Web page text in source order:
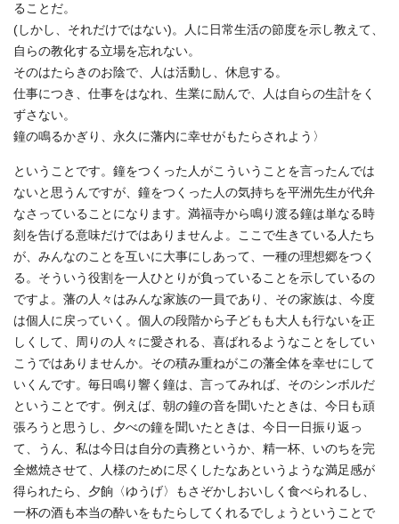
ることだ。
(しかし、それだけではない)。人に日常生活の節度を示し教えて、
自らの教化する立場を忘れない。
そのはたらきのお陰で、人は活動し、休息する。
仕事につき、仕事をはなれ、生業に励んで、人は自らの生計をく
ずさない。
鐘の鳴るかぎり、永久に藩内に幸せがもたらされよう〉
ということです。鐘をつくった人がこういうことを言ったんでは
ないと思うんですが、鐘をつくった人の気持ちを平洲先生が代弁
なさっていることになります。満福寺から鳴り渡る鐘は単なる時
刻を告げる意味だけではありませんよ。ここで生きている人たち
が、みんなのことを互いに大事にしあって、一種の理想郷をつく
る。そういう役割を一人ひとりが負っていることを示しているの
ですよ。藩の人々はみんな家族の一員であり、その家族は、今度
は個人に戻っていく。個人の段階から子どもも大人も行ないを正
しくして、周りの人々に愛される、喜ばれるようなことをしてい
こうではありませんか。その積み重ねがこの藩全体を幸せにして
いくんです。毎日鳴り響く鐘は、言ってみれば、そのシンボルだ
ということです。例えば、朝の鐘の音を聞いたときは、今日も頑
張ろうと思うし、夕べの鐘を聞いたときは、今日一日振り返っ
て、うん、私は今日は自分の責務というか、精一杯、いのちを完
全燃焼させて、人様のために尽くしたなあというような満足感が
得られたら、夕餉〈ゆうげ〉もさぞかしおいしく食べられるし、
一杯の酒も本当の酔いをもたらしてくれるでしょうということで